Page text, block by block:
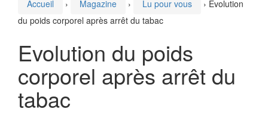
Accueil › Magazine › Lu pour vous › Evolution
du poids corporel après arrêt du tabac
Evolution du poids
corporel après arrêt du
tabac